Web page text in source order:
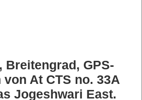
Breitengrad, GPS-
At CTS no. 33A
Jogeshwari East.